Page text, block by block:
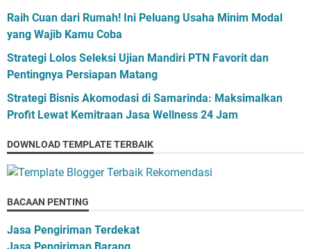
Raih Cuan dari Rumah! Ini Peluang Usaha Minim Modal
yang Wajib Kamu Coba
Strategi Lolos Seleksi Ujian Mandiri PTN Favorit dan
Pentingnya Persiapan Matang
Strategi Bisnis Akomodasi di Samarinda: Maksimalkan
Profit Lewat Kemitraan Jasa Wellness 24 Jam
DOWNLOAD TEMPLATE TERBAIK
BACAAN PENTING
Jasa Pengiriman Terdekat